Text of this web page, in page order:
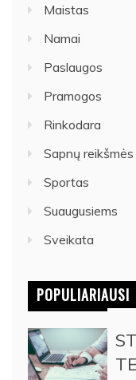
Maistas
Namai
Paslaugos
Pramogos
Rinkodara
Sapnų reikšmės
Sportas
Suaugusiems
Sveikata
POPULIARIAUSI